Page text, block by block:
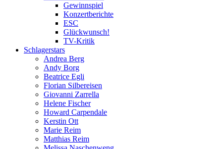
Gewinnspiel
Konzertberichte
ESC
Glückwunsch!
TV-Kritik
Schlagerstars
Andrea Berg
Andy Borg
Beatrice Egli
Florian Silbereisen
Giovanni Zarrella
Helene Fischer
Howard Carpendale
Kerstin Ott
Marie Reim
Matthias Reim